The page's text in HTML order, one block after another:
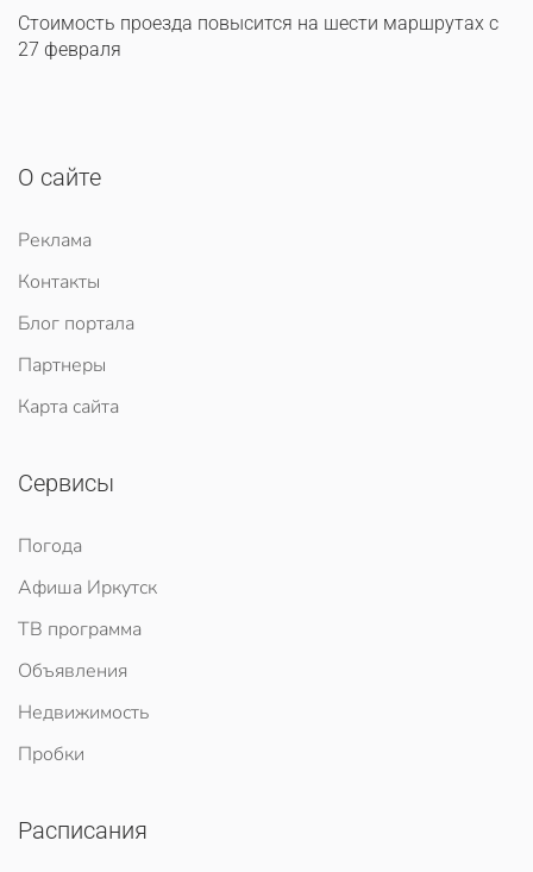
Стоимость проезда повысится на шести маршрутах с
27 февраля
О сайте
Реклама
Контакты
Блог портала
Партнеры
Карта сайта
Сервисы
Погода
Афиша Иркутск
ТВ программа
Объявления
Недвижимость
Пробки
Расписания